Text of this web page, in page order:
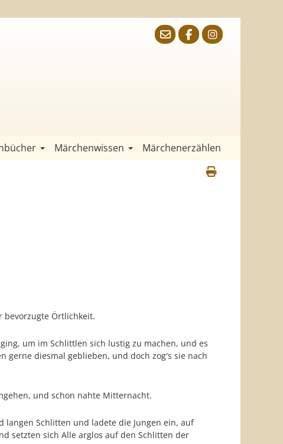
Märchenwissen Märchenerzählen
bevorzugte Örtlichkeit.
um im Schlittlen sich lustig zu machen, und es
gerne diesmal geblieben, und doch zog's sie nach
und schon nahte Mitternacht.
langen Schlitten und ladete die Jungen ein, auf
setzten sich Alle arglos auf den Schlitten der